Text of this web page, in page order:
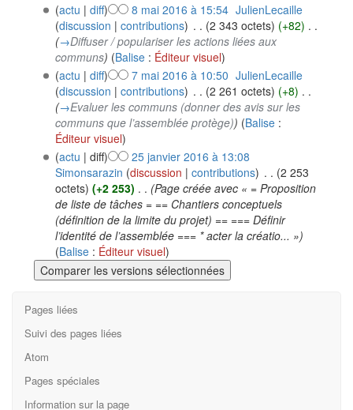
(actu | diff) 8 mai 2016 à 15:54‎ JulienLecaille
(discussion | contributions) . . (2 343 octets) (+82) . .
(→Diffuser / populariser les actions liées aux
communs) (Balise: Éditeur visuel)
(actu | diff) 7 mai 2016 à 10:50 JulienLecaille
(discussion | contributions) . . (2 261 octets) (+8) . .
(→Evaluer les communs (donner des avis sur les
communs que l’assemblée protège)) (Balise:
Éditeur visuel)
(actu | diff)
25 janvier 2016 à 13:08
Simonsarazin (discussion | contributions) . . (2 253
octets) (+2 253) . . (Page créée avec « = Proposition
de liste de tâches = == Chantiers conceptuels
(définition de la limite du projet) == === Définir
l’identité de l’assemblée === * acter la créatio... »)
(Balise: Éditeur visuel)
Pages liées
Suivi des pages liées
Atom
Pages spéciales
Information sur la page